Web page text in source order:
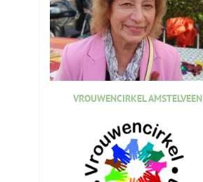
VROUWENCIRKEL AMSTELVEEN